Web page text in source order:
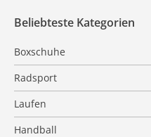
Beliebteste Kategorien
Boxschuhe
Radsport
Laufen
Handball